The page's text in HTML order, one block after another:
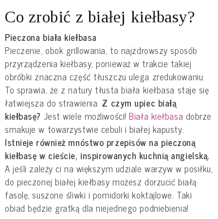
Co zrobić z białej kiełbasy?
Pieczona biała kiełbasa
Pieczenie, obok grillowania, to najzdrowszy sposób
przyrządzenia kiełbasy, ponieważ w trakcie takiej
obróbki znaczna część tłuszczu ulega zredukowaniu.
To sprawia, że z natury tłusta biała kiełbasa staje się
łatwiejsza do strawienia. Z czym upiec białą
kiełbasę? Jest wiele możliwości!Biała kiełbasa dobrze
smakuje w towarzystwie cebuli i białej kapusty.
Istnieje również mnóstwo przepisów na pieczoną
kiełbasę w cieście, inspirowanych kuchnią angielską.
A jeśli zależy ci na większym udziale warzyw w posiłku,
do pieczonej białej kiełbasy możesz dorzucić białą
fasolę, suszone śliwki i pomidorki koktajlowe. Taki
obiad będzie gratką dla niejednego podniebienia!